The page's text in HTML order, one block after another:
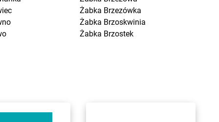
Żabka Brzezówka
Żabka Brzoskwinia
Żabka Brzostek